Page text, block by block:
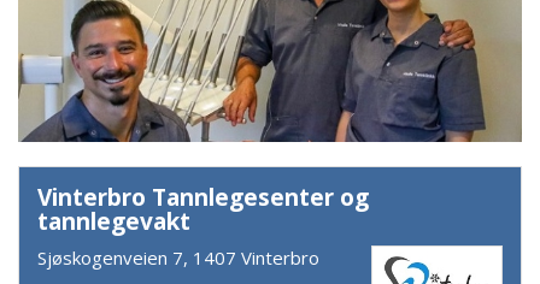
Vinterbro Tannlegesenter og
tannlegevakt
Sjøskogenveien 7, 1407 Vinterbro